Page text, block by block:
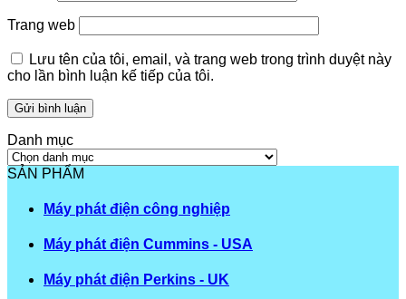
Trang web
Lưu tên của tôi, email, và trang web trong trình duyệt này
cho lần bình luận kế tiếp của tôi.
Danh mục
Danh
mục
SẢN PHẨM
Máy phát điện công nghiệp
Máy phát điện Cummins - USA
Máy phát điện Perkins - UK